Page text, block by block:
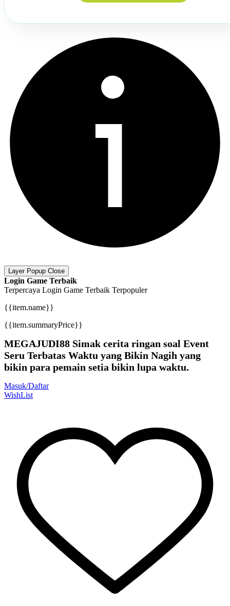
Layer Popup Close
Login Game Terbaik
Terpercaya Login Game Terbaik Terpopuler
{{item.name}}
{{item.summaryPrice}}
MEGAJUDI88 Simak cerita ringan soal Event
Seru Terbatas Waktu yang Bikin Nagih yang
bikin para pemain setia bikin lupa waktu.
Masuk/Daftar
WishList